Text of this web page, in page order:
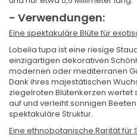
- Verwendungen:
Eine spektakuläre Blüte für
Lobelia tupa ist eine riesige
einzigartigen dekorativen
modernen oder mediterranen
Dank ihres majestätischen
ziegelroten Blütenkerzen
auf und verleiht sonnigen
spektakuläre Struktur.
Eine ethnobotanische Rarität für